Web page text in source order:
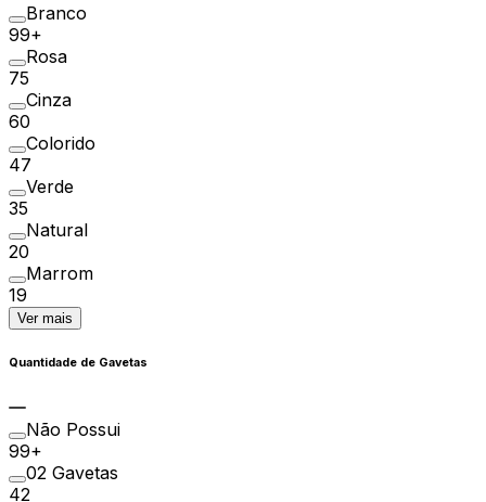
Branco
99+
Rosa
75
Cinza
60
Colorido
47
Verde
35
Natural
20
Marrom
19
Ver mais
Quantidade de Gavetas
Não Possui
99+
02 Gavetas
42